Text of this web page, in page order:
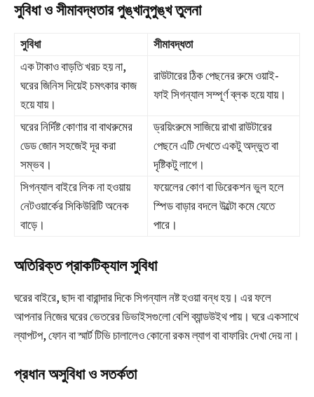
সুবিধা ও সীমাবদ্ধতার পুঙ্খানুপুঙ্খ তুলনা
সুবিধা
সীমাবদ্ধতা
এক টাকাও বাড়তি খরচ হয় না,
ঘরের জিনিস দিয়েই চমৎকার কাজ
হয়ে যায়।
রাউটারের ঠিক পেছনের রুমে ওয়াই-
ফাই সিগন্যাল সম্পূর্ণ ব্লক হয়ে যায়।
ঘরের নির্দিষ্ট কোণার বা বাথরুমের
ডেড জোন সহজেই দূর করা
সম্ভব।
ড্রয়িংরুমে সাজিয়ে রাখা রাউটারের
পেছনে এটি দেখতে একটু অদ্ভুত বা
দৃষ্টিকটু লাগে।
সিগন্যাল বাইরে লিক না হওয়ায়
নেটওয়ার্কের সিকিউরিটি অনেক
বাড়ে।
ফয়েলের কোণ বা ডিরেকশন ভুল হলে
স্পিড বাড়ার বদলে উল্টো কমে যেতে
পারে।
অতিরিক্ত প্রাকটিক্যাল সুবিধা
ঘরের বাইরে, ছাদ বা বারান্দার দিকে সিগন্যাল নষ্ট হওয়া বন্ধ হয়। এর ফলে
আপনার নিজের ঘরের ভেতরের ডিভাইসগুলো বেশি ব্যান্ডউইথ পায়। ঘরে একসাথে
ল্যাপটপ, ফোন বা স্মার্ট টিভি চালালেও কোনো রকম ল্যাগ বা বাফারিং দেখা দেয় না।
প্রধান অসুবিধা ও সতর্কতা